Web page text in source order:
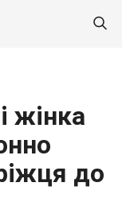
жінка
до